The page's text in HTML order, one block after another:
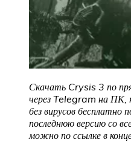
Скачать Crysis 3 по
через Telegram на
без вирусов бесплатно
последнюю версию со
можно по ссылке в